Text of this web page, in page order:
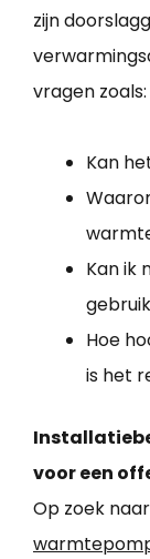
zijn
vragen zoals:
Kan
Kan ik
Hoe
is het
voor een
Op zoek